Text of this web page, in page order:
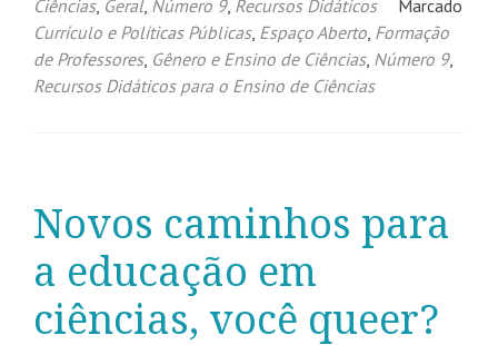
Ciências, Geral, Número 9, Recursos Didáticos
Marcado
Currículo e Políticas Públicas, Espaço Aberto, Formação
de Professores, Gênero e Ensino de Ciências, Número 9,
Recursos Didáticos para o Ensino de Ciências
Novos caminhos para
a educação em
ciências, você queer?